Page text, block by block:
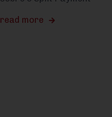
read more